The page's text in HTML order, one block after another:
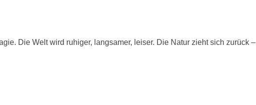
Die Welt wird ruhiger, langsamer, leiser. Die Natur zieht sich zurück –